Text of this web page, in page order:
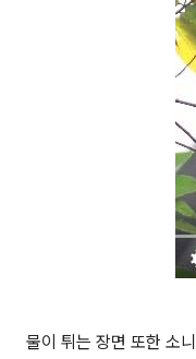
물이 튀는 장면 또한 소